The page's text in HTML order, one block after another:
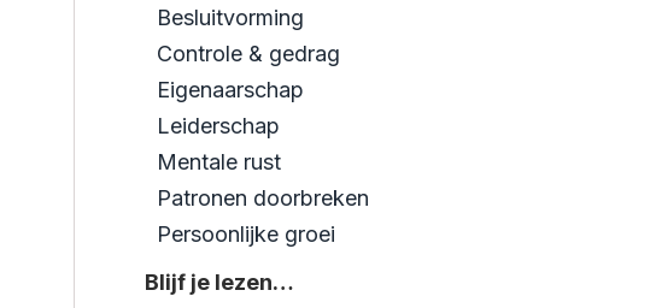
Besluitvorming
Controle & gedrag
Eigenaarschap
Leiderschap
Mentale rust
Patronen doorbreken
Persoonlijke groei
Blijf je lezen…